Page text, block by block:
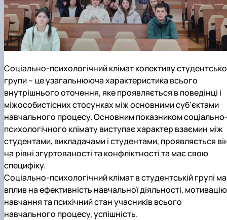
Соціально-психологічний клімат колективу
групи – це узагальнююча характеристика всього
внутрішнього оточення, яке проявляється в поведінці і
міжособистісних стосунках між основними суб'єктами
навчального процесу. Основним показником
психологічного клімату виступає характер взаємин між
студентами, викладачами і студентами, проявляється
на рівні згуртованості та конфліктності та має свою
специфіку.
Соціально-психологічний клімат в студентській групі
вплив на ефективність навчальної діяльності, мотивацію
навчання та психічний стан учасників всього
навчального процесу, успішність.